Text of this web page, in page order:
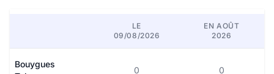
LE
09/08/2026
EN AOÛT
2026
Bouygues
0 0